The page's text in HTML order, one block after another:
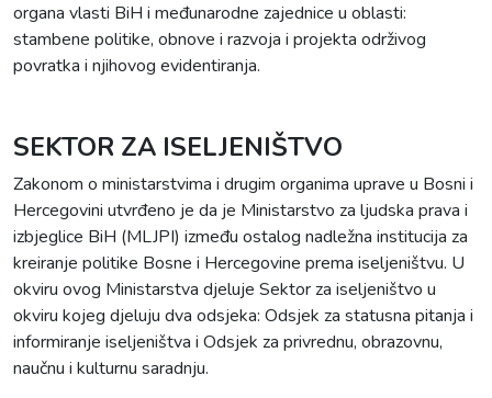
organa vlasti BiH i međunarodne zajednice u oblasti:
stambene politike, obnove i razvoja i projekta održivog
povratka i njihovog evidentiranja.
SEKTOR ZA ISELJENIŠTVO
Zakonom o ministarstvima i drugim organima uprave u Bosni i
Hercegovini utvrđeno je da je Ministarstvo za ljudska prava i
izbjeglice BiH (MLJPI) između ostalog nadležna institucija za
kreiranje politike Bosne i Hercegovine prema iseljeništvu. U
okviru ovog Ministarstva djeluje Sektor za iseljeništvo u
okviru kojeg djeluju dva odsjeka: Odsjek za statusna pitanja i
informiranje iseljeništva i Odsjek za privrednu, obrazovnu,
naučnu i kulturnu saradnju.